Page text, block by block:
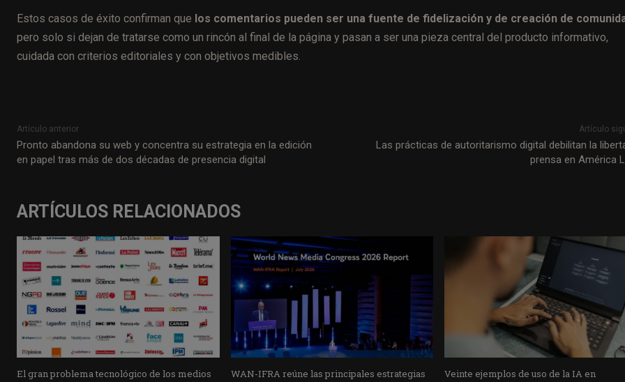
Estos casos de éxito confirman que los comentarios pueden ser una fuente de fidelización y de creación de
pero solo si dejan de tratarse como un rincón al final de la página y pasan a ser una pieza central del producto informativo,
cuidada con criterios editoriales y con objetivos medibles.
Artículo anterior
Pronto abandona su web y concentra su estrategia en la edición
en papel tras más de dos décadas de presencia digital
Artículo
Las prácticas de autoritarismo digital debilitan la
prensa en América
ARTÍCULOS RELACIONADOS
El gran problema tecnológico de los medios
WAN-IFRA reúne las principales estrategias
Veinte ejemplos de uso de la IA en